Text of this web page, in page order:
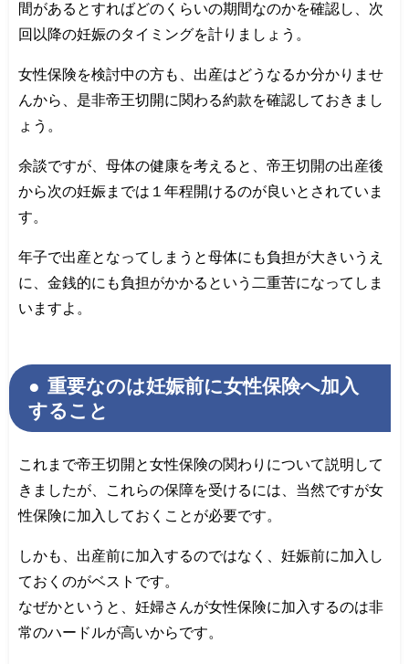
間があるとすればどのくらいの期間なのかを確認し、次
回以降の妊娠のタイミングを計りましょう。
女性保険を検討中の方も、出産はどうなるか分かりませ
んから、是非帝王切開に関わる約款を確認しておきまし
ょう。
余談ですが、母体の健康を考えると、帝王切開の出産後
から次の妊娠までは１年程開けるのが良いとされていま
す。
年子で出産となってしまうと母体にも負担が大きいうえ
に、金銭的にも負担がかかるという二重苦になってしま
いますよ。
重要なのは妊娠前に女性保険へ加入
すること
これまで帝王切開と女性保険の関わりについて説明して
きましたが、これらの保障を受けるには、当然ですが女
性保険に加入しておくことが必要です。
しかも、出産前に加入するのではなく、妊娠前に加入し
ておくのがベストです。
なぜかというと、妊婦さんが女性保険に加入するのは非
常のハードルが高いからです。